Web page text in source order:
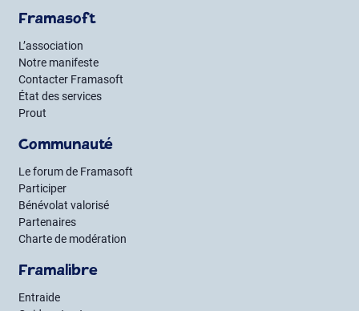
Framasoft
L’association
Notre manifeste
Contacter Framasoft
État des services
Prout
Communauté
Le forum de Framasoft
Participer
Bénévolat valorisé
Partenaires
Charte de modération
Framalibre
Entraide